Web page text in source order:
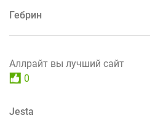
Гебрин
Аллрайт вы лучший сайт
0
Jesta